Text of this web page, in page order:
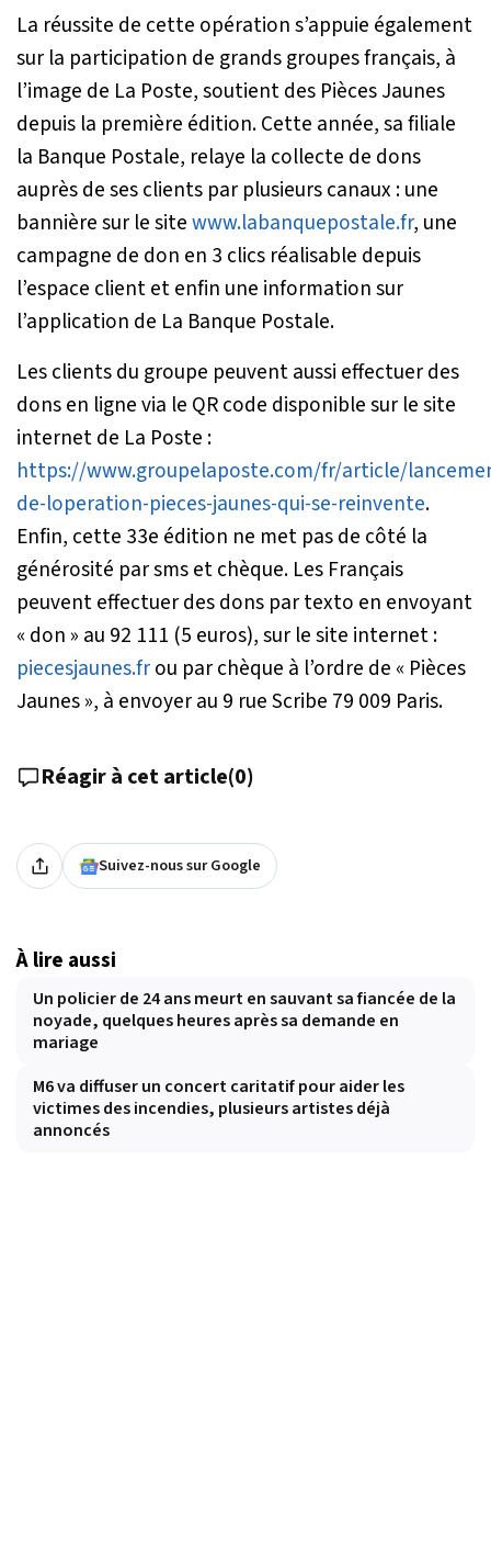
La réussite de cette opération s’appuie également
sur la participation de grands groupes français, à
l’image de La Poste, soutient des Pièces Jaunes
depuis la première édition. Cette année, sa filiale
la Banque Postale, relaye la collecte de dons
auprès de ses clients par plusieurs canaux : une
bannière sur le sitewww.labanquepostale.fr, une
campagne de don en 3 clics réalisable depuis
l’espace client et enfin une information sur
l’application de La Banque Postale.
Les clients du groupe peuvent aussi effectuer des
dons en ligne via le QR code disponible sur le site
internet de La Poste :
https://www.groupelaposte.com/fr/article/
de-loperation-pieces-jaunes-qui-se-reinvente.
Enfin, cette 33e édition ne met pas de côté la
générosité par sms et chèque. Les Français
peuvent effectuer des dons par texto en envoyant
« don » au 92 111 (5 euros), sur le site internet :
piecesjaunes.frou par chèque à l’ordre de « Pièces
Jaunes », à envoyer au 9 rue Scribe 79 009 Paris.
Réagir à cet article(0)
Suivez-nous sur Google
À lire aussi
Un policier de 24 ans meurt en sauvant sa fiancée de la
noyade, quelques heures après sa demande en
mariage
M6 va diffuser un concert caritatif pour aider les
victimes des incendies, plusieurs artistes déjà
annoncés